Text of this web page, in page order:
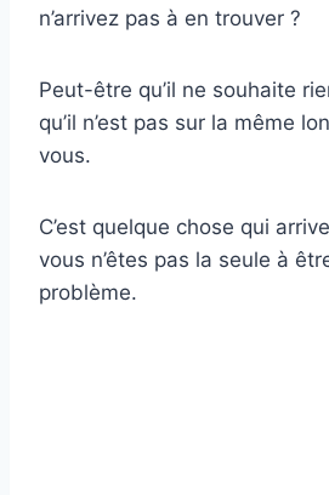
n’arrivez pas à en trouver ?
Peut-être qu’il ne souhaite
qu’il n’est pas sur la même
vous.
C’est quelque chose qui
vous n’êtes pas la seule à
problème.